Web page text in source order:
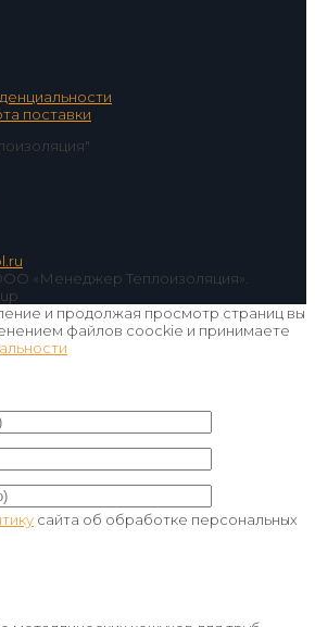
поставки
«Менеджер Теплоизоляция».
и продолжая просмотр страниц вы
файлов coockie и принимаете
сайта об обработке персональных